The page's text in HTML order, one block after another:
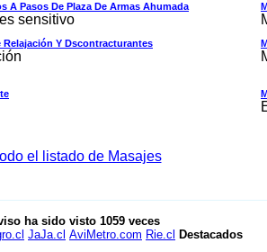
A Pasos De Plaza De Armas Ahumada
sensitivo
Relajación Y Dscontracturantes
el listado de Masajes
ha sido visto 1059veces
JaJa.cl AviMetro.com Rie.cl Destacados